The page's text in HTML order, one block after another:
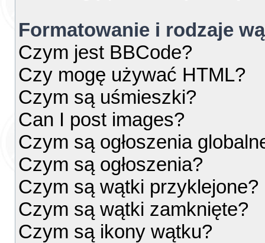
Formatowanie i rodzaje
Czym jest BBCode?
Czy mogę używać HTML?
Czym są uśmieszki?
Can I post images?
Czym są ogłoszenia
Czym są ogłoszenia?
Czym są wątki przyklejone?
Czym są wątki zamknięte?
Czym są ikony wątku?